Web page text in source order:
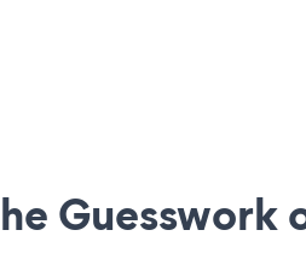
Guesswork